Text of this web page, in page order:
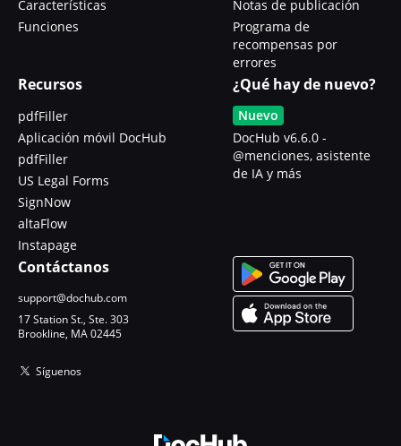
Características
Funciones
Notas de publicación
Programa de
recompensas por
errores
Recursos
pdfFiller
Aplicación móvil DocHub
pdfFiller
US Legal Forms
SignNow
altaFlow
Instapage
¿Qué hay de nuevo?
Nuevo
DocHub v6.6.0 -
@menciones, asistente
de IA y más
Contáctanos
support@dochub.com
17 Station St., Ste. 303
Brookline, MA 02445
Síguenos